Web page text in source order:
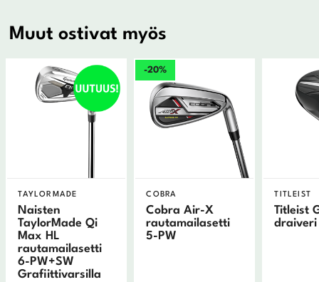
Muut ostivat myös
TAYLORMADE
Naisten
TaylorMade Qi
Max HL
rautamailasetti
6-PW+SW
Grafiittivarsilla
-20%
COBRA
Cobra Air-X
rautamailasetti
5-PW
TITLEIST
Titleist
draiveri